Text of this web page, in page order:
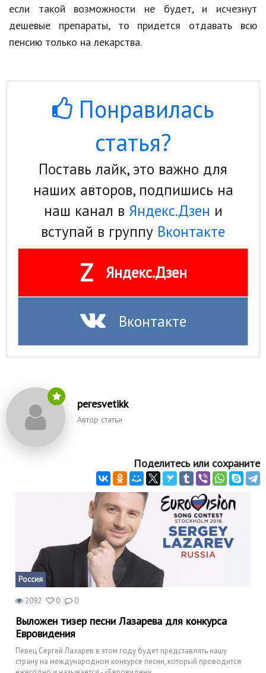
если такой возможности не будет, и исчезнут
дешевые препараты, то придется отдавать всю
пенсию только на лекарства.
Понравилась
статья?
Поставь лайк, это важно для
наших авторов, подпишись на
наш канал в Яндекс.Дзен и
вступай в группу Вконтакте
Z Яндекс.Дзен
Вконтакте
peresvetikk
Автор статьи
Поделитесь или сохраните
Россия
2092 0 0
Выложен тизер песни Лазарева для конкурса
Евровидения
Певец Сергей Лазарев в этом году будет представлять нашу
страну на международном конкурсе песни, который проводится